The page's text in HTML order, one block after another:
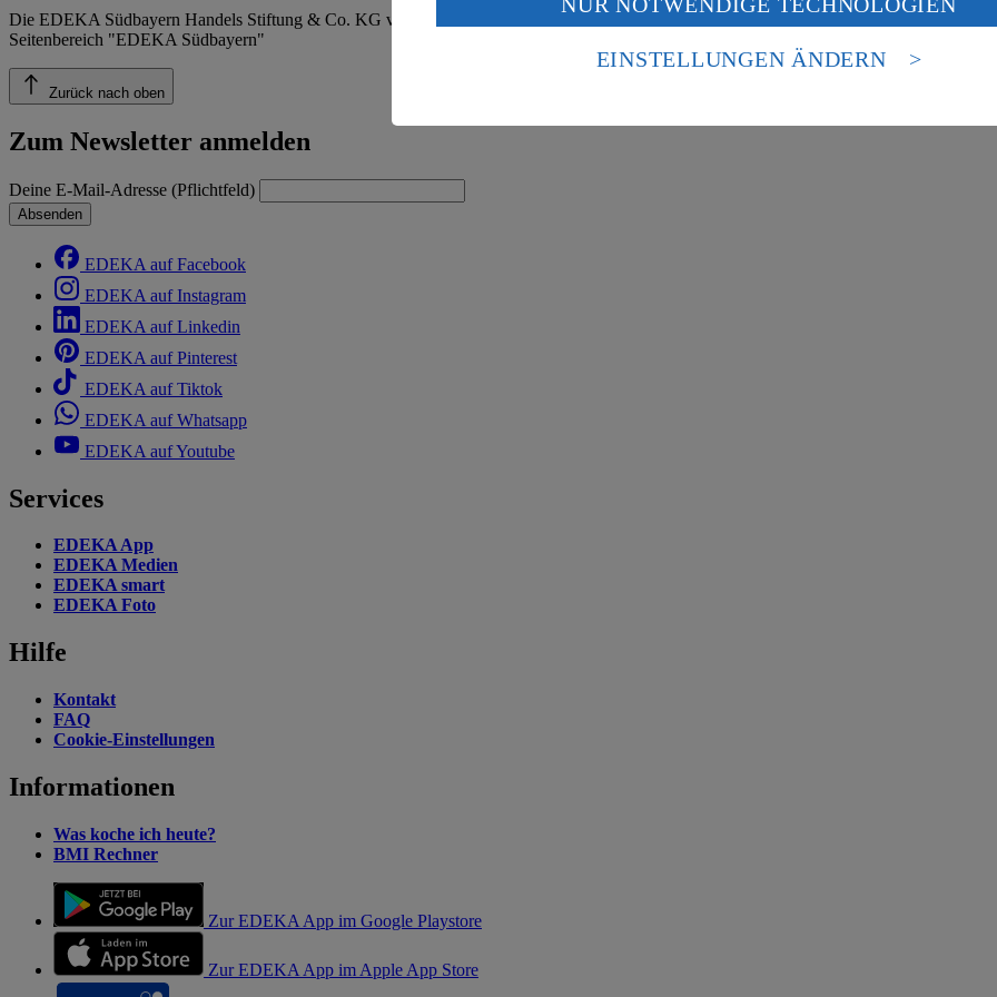
Die EDEKA Südbayern Handels Stiftung & Co. KG veröffentlicht insbesondere Inhalte zu den Bereichen:
Seitenbereich "EDEKA Südbayern"
Zurück nach oben
Zum Newsletter anmelden
Deine E-Mail-Adresse (Pflichtfeld)
Absenden
EDEKA auf Facebook
EDEKA auf Instagram
EDEKA auf Linkedin
EDEKA auf Pinterest
EDEKA auf Tiktok
EDEKA auf Whatsapp
EDEKA auf Youtube
Services
EDEKA App
EDEKA Medien
EDEKA smart
EDEKA Foto
Hilfe
Kontakt
FAQ
Cookie-Einstellungen
Informationen
Was koche ich heute?
BMI Rechner
Zur EDEKA App im Google Playstore
Zur EDEKA App im Apple App Store
ein, dass deine Daten in den USA verarbeitet werden. Der EuGH sieht die USA als
einem nach europäischen Standards nicht angemessenen Datenschutzniveau an. Es
Risiko eines Zugriffs durch US-amerikanische Behörden.
EINSTELLUNGEN ÄNDERN